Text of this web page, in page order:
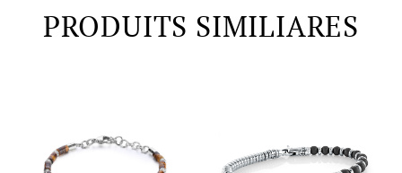
PRODUITS SIMILIARES